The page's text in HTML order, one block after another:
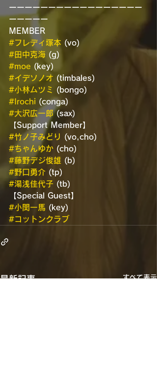
ーーーーーーーーーーーーーーーーー
ーーーーー
MEMBER
#フレディ塚本 (vo)
#田中克海 (g)
#moe (key)
#イデソノオ (timbales)
#小林ムツミ
(bongo)
#Irochi (conga)
#大沢広一郎 (sax)
【Support Member】
#竹ノ子みどり
(vo,cho)
#ちゃんゆか (cho)
#藤野デジ俊雄 (b)
#野口勇介 (tp)
#湯浅佳代子 (tb)
【Special Guest】
#小関一馬 (key)
#コットンクラブ
最新記事 すべて表示